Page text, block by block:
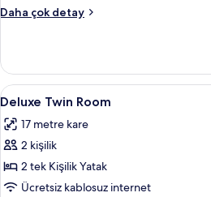
Daha çok detay
Oda
detay
Deluxe
Twin
Room
için
tüm
fotoğrafları
18
Deluxe Twin Room
17 metre kare
2 kişilik
2 tek Kişilik Yatak
Ücretsiz kablosuz internet